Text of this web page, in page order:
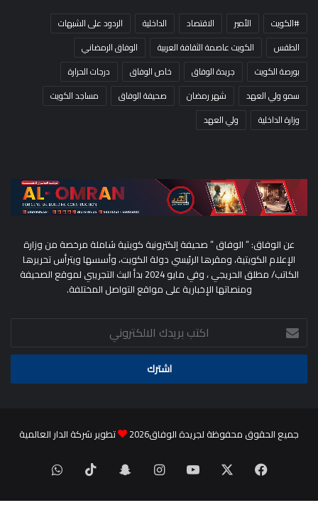
#الكويت الأمير الاقتصاد الداخلية
الردود على الشبهات
الطقس
الكويت عاصمة الثقافة العربية
الوفاق الرمضاني
بورصة الكويت
جريدة الوفاق خاص الوفاق
درجات الحرارة
سمو ولي العهد
شهر رمضان صحيفة الوفاق
مساجد الكويت
وزارة الداخلية
ولي العهد
عن الوفاق: ” الوفاق ” صحيفة إلكترونية كويتية شاملة مرخصة من وزارة
الإعلام الكويتية، ومقرها الرئيسي دولة الكويت، وأسسها ويترأس تحريرها
الكاتب/ مطلق الحريجي ، وفي مايو 2024 بدأ البث التجريبي لموقع الصحيفة
ومنصاتها الإخبارية على مواقع التواصل المختلفة.
اكتب
بريدك
الالكتروني
جميع الحقوق محفوظة لجريدة الوفاق2026 تطوير شركة الدار العالمية
فيسبوك ‫YouTubeانستقرامسناب
تشات
‫TikTokواتساب